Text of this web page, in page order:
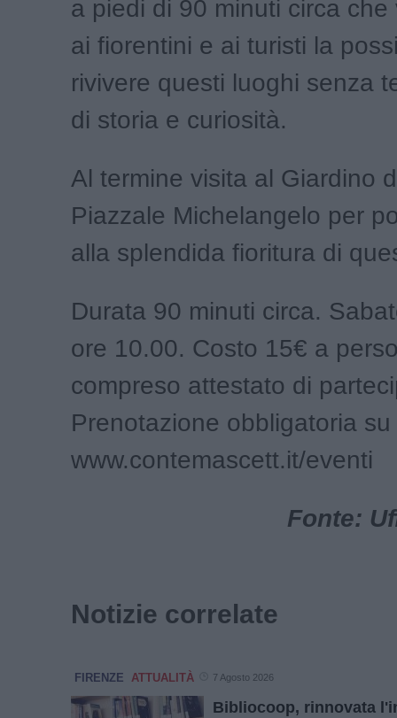
a piedi di 90 minuti circa che
ai fiorentini e ai turisti la
rivivere questi luoghi senza
di storia e curiosità.
Al termine visita al Giardino
Piazzale Michelangelo per
alla splendida fioritura di
Durata 90 minuti circa.
ore 10.00. Costo 15€ a
compreso attestato di
Prenotazione obbligatoria su
www.contemascett.it/eventi
Fonte:
Notizie correlate
FIRENZE ATTUALITÀ 7 Agosto 2026
Bibliocoop, rinnovata